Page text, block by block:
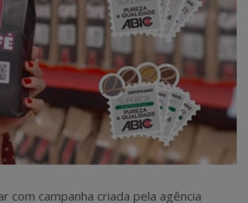
com campanha criada pela agência